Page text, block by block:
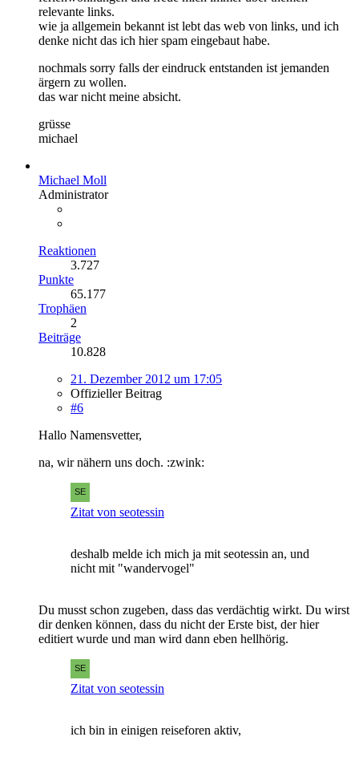
relevante links.
wie ja allgemein bekannt ist lebt das web von links, und ich
denke nicht das ich hier spam eingebaut habe.
nochmals sorry falls der eindruck entstanden ist jemanden
ärgern zu wollen.
das war nicht meine absicht.
grüsse
michael
Michael Moll
Administrator
Reaktionen
3.727
Punkte
65.177
Trophäen
2
Beiträge
10.828
21. Dezember 2012 um 17:05
Offizieller Beitrag
#6
Hallo Namensvetter,
na, wir nähern uns doch. :zwink:
Zitat von seotessin
deshalb melde ich mich ja mit seotessin an, und
nicht mit "wandervogel"
Du musst schon zugeben, dass das verdächtig wirkt. Du wirst
dir denken können, dass du nicht der Erste bist, der hier
editiert wurde und man wird dann eben hellhörig.
Zitat von seotessin
ich bin in einigen reiseforen aktiv,